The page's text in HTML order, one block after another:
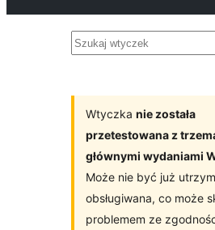
Szukaj
Wtyczka nie została
przetestowana z
głównymi wydaniami
Może nie być już
obsługiwana, co może
problemem ze